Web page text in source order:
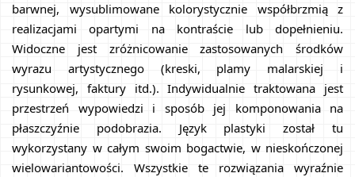
barwnej, wysublimowane kolorystycznie współbrzmią z
realizacjami opartymi na kontraście lub dopełnieniu.
Widoczne jest zróżnicowanie zastosowanych środków
wyrazu artystycznego (kreski, plamy malarskiej i
rysunkowej, faktury itd.). Indywidualnie traktowana jest
przestrzeń wypowiedzi i sposób jej komponowania na
płaszczyźnie podobrazia. Język plastyki został tu
wykorzystany w całym swoim bogactwie, w nieskończonej
wielowariantowości. Wszystkie te rozwiązania wyraźnie